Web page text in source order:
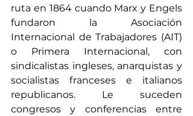
ruta en 1864 cuando Marx y Engels
fundaron la Asociación
Internacional de Trabajadores (AIT)
o Primera Internacional, con
sindicalistas ingleses, anarquistas y
socialistas franceses e italianos
republicanos. Le suceden
congresos y conferencias entre